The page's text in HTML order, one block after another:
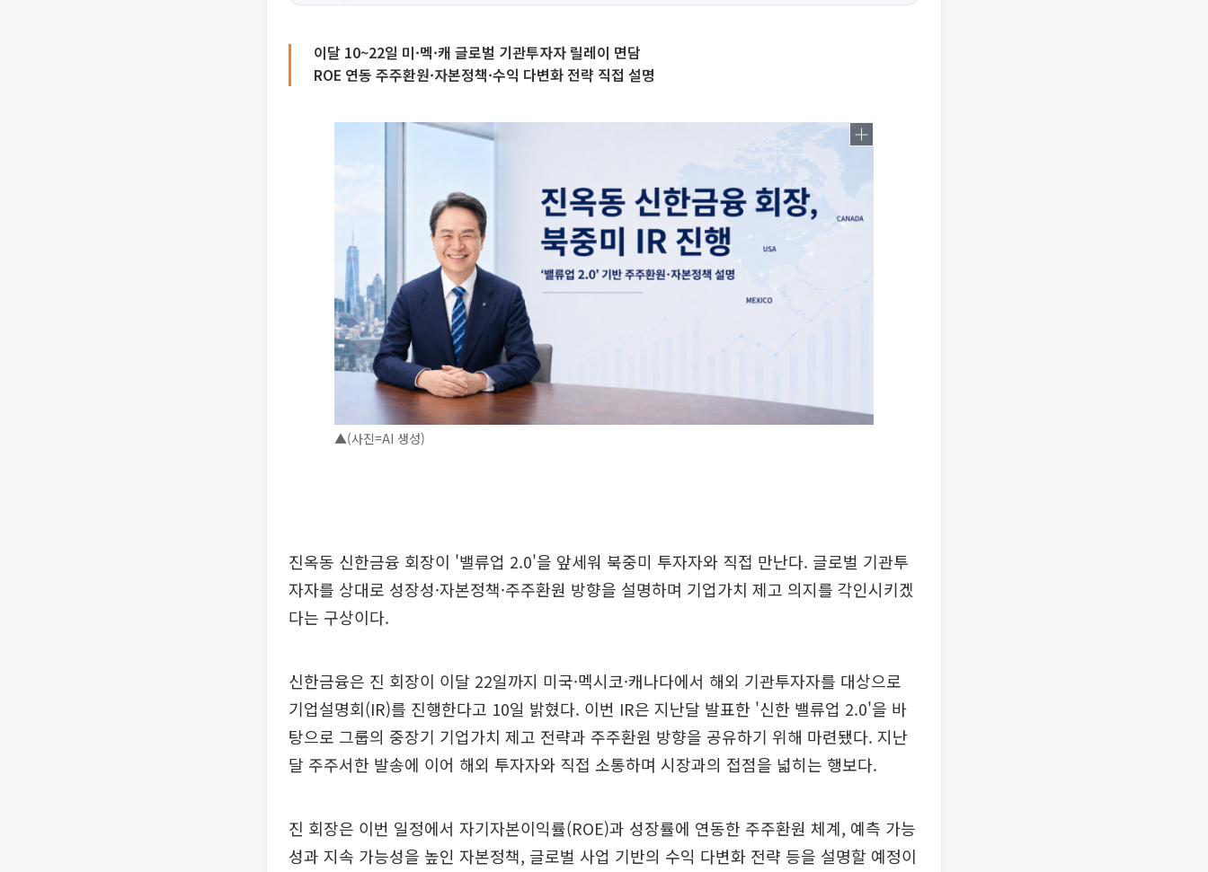
이달 10~22일 미·멕·캐 글로벌 기관투자자 릴레이 면담
ROE 연동 주주환원·자본정책·수익 다변화 전략 직접 설명
▲(사진=AI 생성)
진옥동 신한금융 회장이 '밸류업 2.0'을 앞세워 북중미 투자자와 직접 만난다. 글로벌 기관투
자자를 상대로 성장성·자본정책·주주환원 방향을 설명하며 기업가치 제고 의지를 각인시키겠
다는 구상이다.
신한금융은 진 회장이 이달 22일까지 미국·멕시코·캐나다에서 해외 기관투자자를 대상으로
기업설명회(IR)를 진행한다고 10일 밝혔다. 이번 IR은 지난달 발표한 '신한 밸류업 2.0'을 바
탕으로 그룹의 중장기 기업가치 제고 전략과 주주환원 방향을 공유하기 위해 마련됐다. 지난
달 주주서한 발송에 이어 해외 투자자와 직접 소통하며 시장과의 접점을 넓히는 행보다.
진 회장은 이번 일정에서 자기자본이익률(ROE)과 성장률에 연동한 주주환원 체계, 예측 가능
성과 지속 가능성을 높인 자본정책, 글로벌 사업 기반의 수익 다변화 전략 등을 설명할 예정이